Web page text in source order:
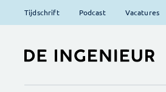
Tijdschrift Podcast Vacatures